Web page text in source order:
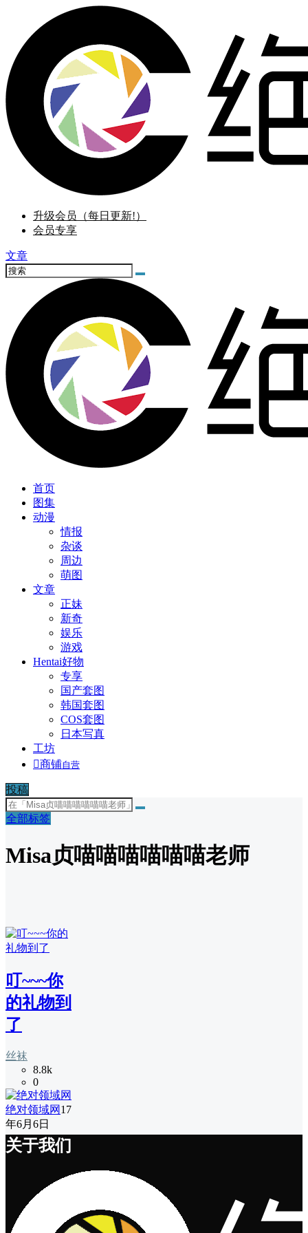
升级会员（每日更新!）
会员专享
文章
首页
图集
动漫
情报
杂谈
周边
萌图
文章
正妹
新奇
娱乐
游戏
Hentai好物
专享
国产套图
韩国套图
COS套图
日本写真
工坊
商铺自营
投稿
全部标签
Misa贞喵喵喵喵喵喵老师
叮~~~你
的礼物到
了
丝袜
8.8k
0
绝对领域网 17
年6月6日
关于我们